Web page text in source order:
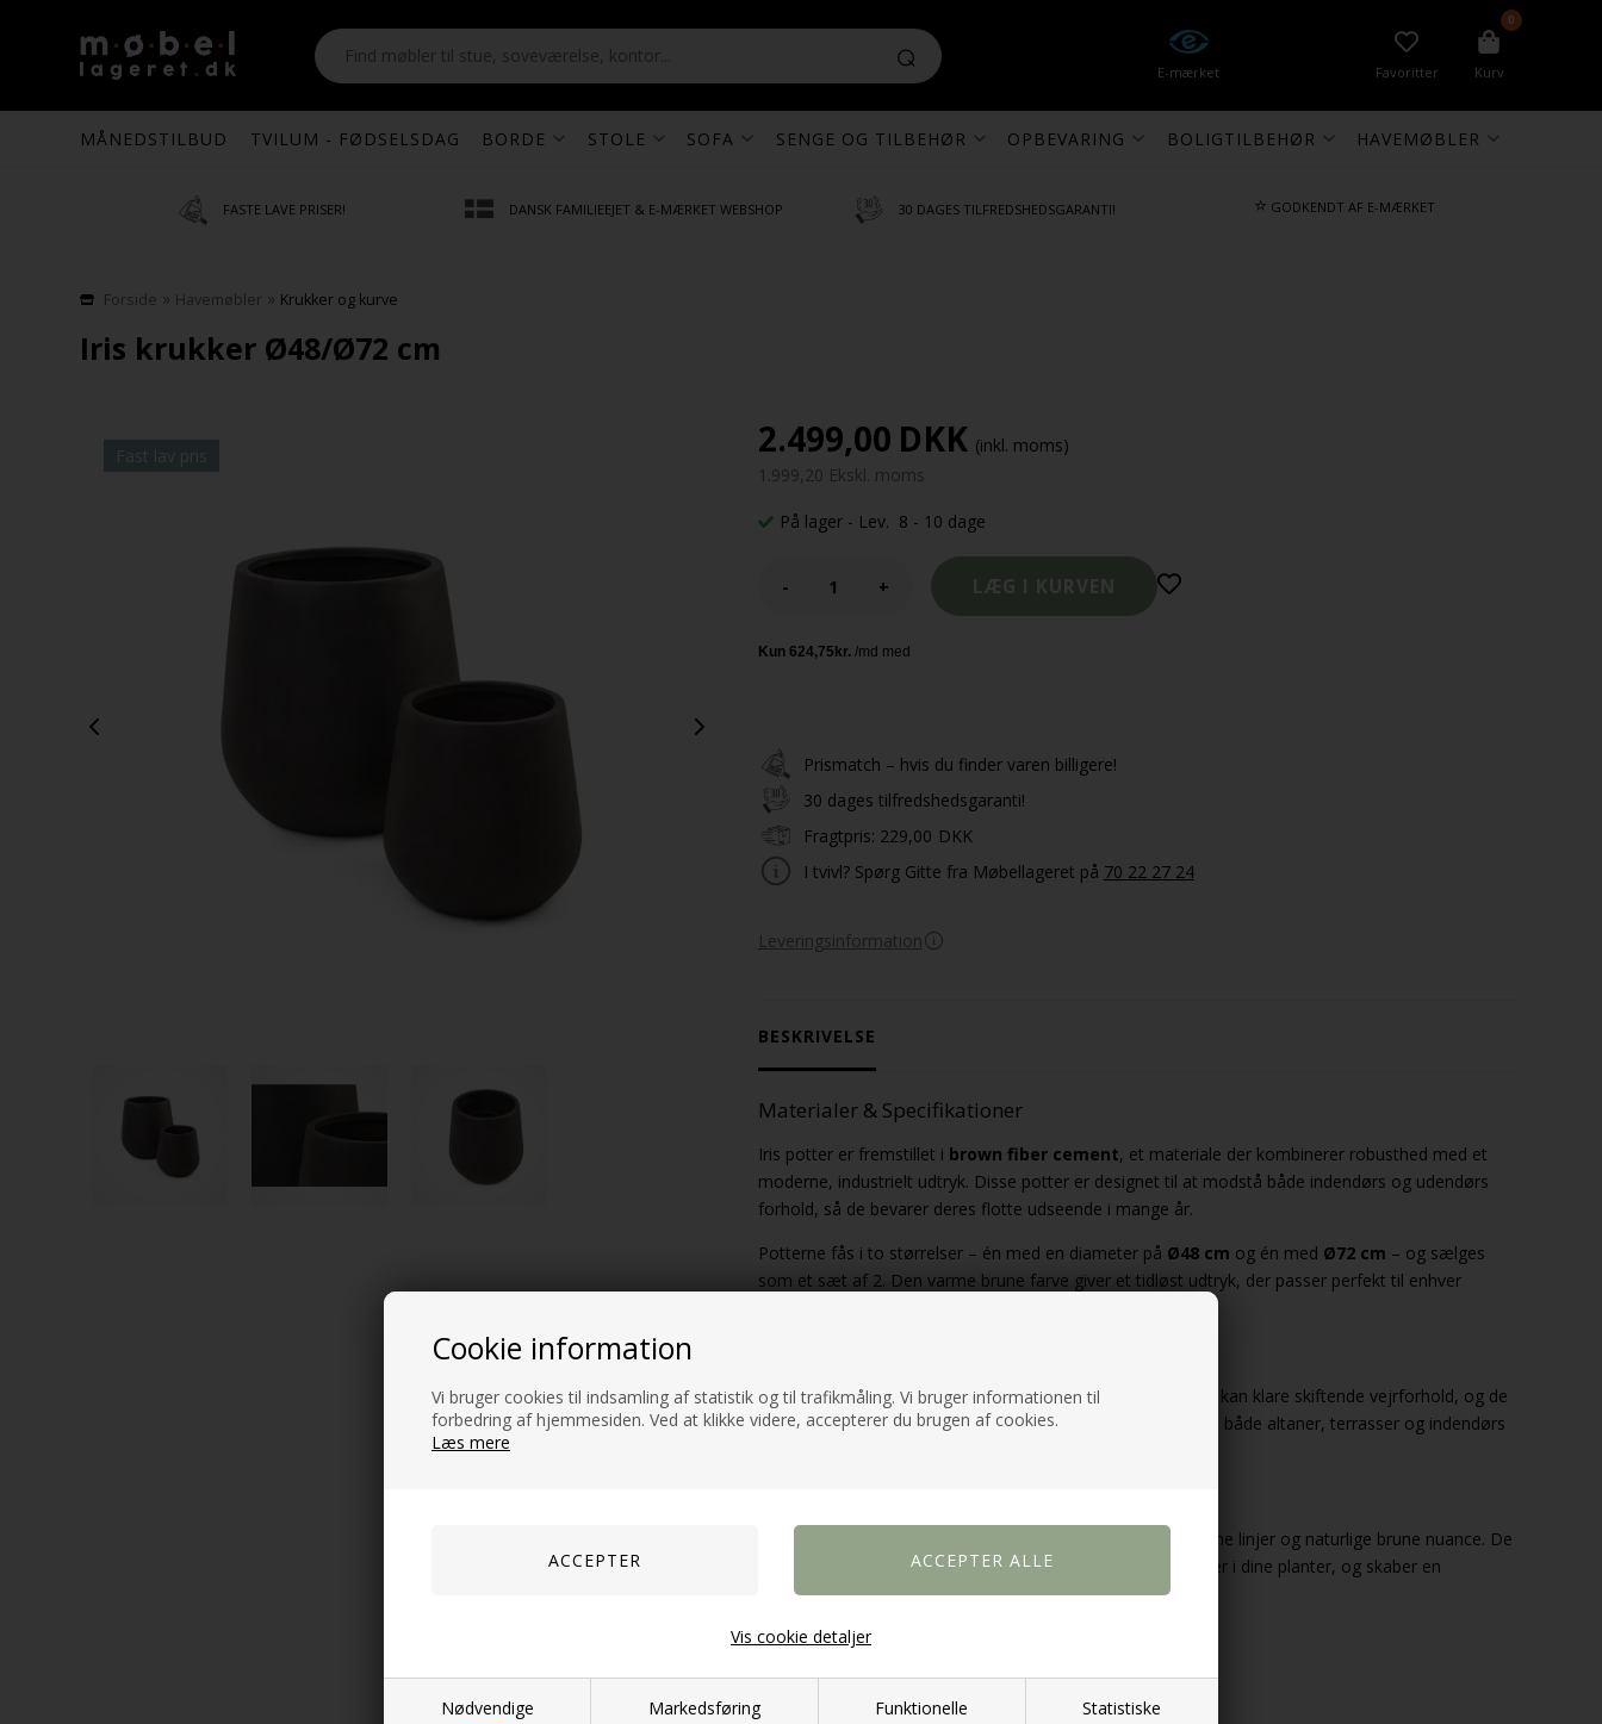
Cookie information
Vi bruger cookies til indsamling af statistik og til trafikmåling. Vi bruger informationen til
forbedring af hjemmesiden. Ved at klikke videre, accepterer du brugen af cookies.
Læs mere
Nødvendige Markedsføring Funktionelle Statistiske
Vis cookie detaljer
E-mærket Favoritter
0
Kurv
MÅNEDSTILBUD TVILUM - FØDSELSDAG BORDE STOLE SOFA SENGE OG TILBEHØR OPBEVARING BOLIGTILBEHØR HAVEMØBLER
FASTE LAVE PRISER! DANSK FAMILIEEJET & E-MÆRKET WEBSHOP 30 DAGES TILFREDSHEDSGARANTI! ⭐ GODKENDT AF E-MÆRKET
Forside » Havemøbler » Krukker og kurve
Iris krukker Ø48/Ø72 cm
2.499,00 DKK (inkl. moms)
1.999,20 Ekskl. moms
På lager - Lev. 8 - 10 dage
- +
Prismatch – hvis du finder varen billigere!
30 dages tilfredshedsgaranti!
Fragtpris: 229,00 DKK
I tvivl? Spørg Gitte fra Møbellageret på 70 22 27 24
Leveringsinformation
BESKRIVELSE
Materialer & Specifikationer
Iris potter er fremstillet i brown fiber cement, et materiale der kombinerer robusthed med et
moderne, industrielt udtryk. Disse potter er designet til at modstå både indendørs og udendørs
forhold, så de bevarer deres flotte udseende i mange år.
Potterne fås i to størrelser – én med en diameter på Ø48 cm og én med Ø72 cm – og sælges
som et sæt af 2. Den varme brune farve giver et tidløst udtryk, der passer perfekt til enhver
Den stærke konstruktion af fiber cement sikrer, at potterne kan klare skiftende vejrforhold, og de
er lette at rengøre og vedligeholde. Dette gør dem ideelle til både altaner, terrasser og indendørs
Iris potter udstråler en minimalistisk elegance med deres rene linjer og naturlige brune nuance. De
tilføjer et moderne touch, der fremhæver de grønne nuancer i dine planter, og skaber en
harmonisk kontrast i enhver have eller boligindretning.
Vigtige Specifikationer
Materiale:Brown fiber cement
Størrelser:Ø48 cm og Ø72 cm